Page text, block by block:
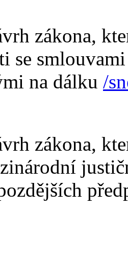
zákona,
se
na dálku /
zákona,